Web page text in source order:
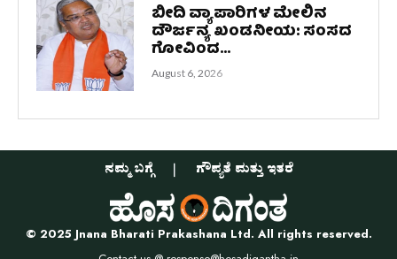
ಬೀದಿ ವ್ಯಾಪಾರಿಗಳ ಮೇಲಿನ
ದೌರ್ಜನ್ಯ ಖಂಡನೀಯ: ಸಂಸದ
ಗೋವಿಂದ...
August 6, 2026
ನಮ್ಮ ಬಗ್ಗೆ ಗೌಪ್ಯತೆ ಮತ್ತು ಇತರೆ
© 2025 Jnana Bharati Prakashana Ltd. All rights reserved.